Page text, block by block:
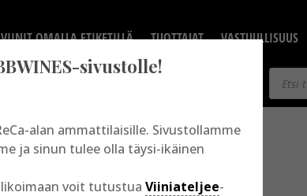
VIINIT OMALLA ETIKETILLÄ TUOTTAJAT VASTUULLISUUS
Products
search
sivustolle!
alan ammattilaisille. Sivustollamme
ja sinun tulee olla täysi-ikäinen
voit tutustua Viiniateljee-